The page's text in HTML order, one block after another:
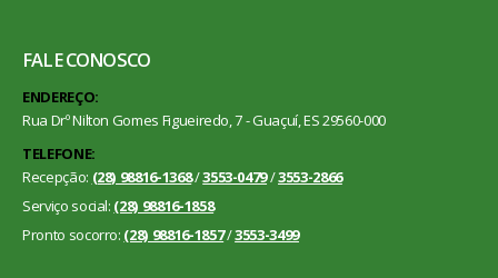
FALE CONOSCO
ENDEREÇO:
Rua Drº Nilton Gomes Figueiredo, 7 - Guaçuí, ES 29560-000
TELEFONE:
Recepção: (28) 98816-1368/3553-0479/3553-2866
Serviço social: (28) 98816-1858
Pronto socorro: (28) 98816-1857/3553-3499